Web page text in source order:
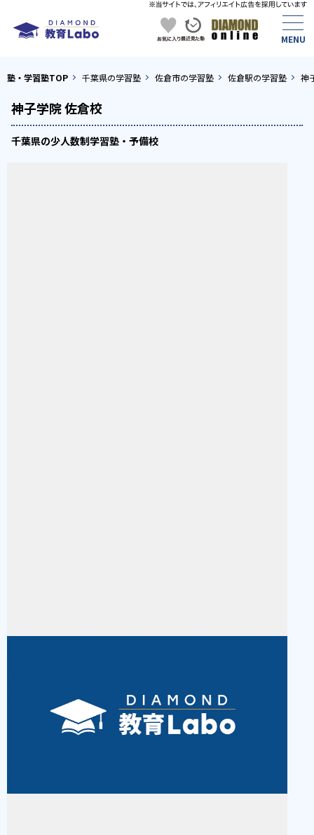
塾・学習塾TOP 千葉県の学習塾 佐倉市の学習塾 佐倉駅の学習塾 神
神子学院 佐倉校
千葉県の少人数制学習塾・予備校